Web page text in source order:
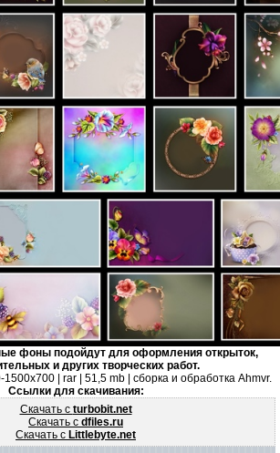
фоны подойдут для оформления открыток,
и других творческих работ.
| rar | 51,5 mb | сборка и обработка Ahmvr.
Ссылки для скачивания:
Скачать с turbobit.net
Скачать с dfiles.ru
Скачать с Littlebyte.net